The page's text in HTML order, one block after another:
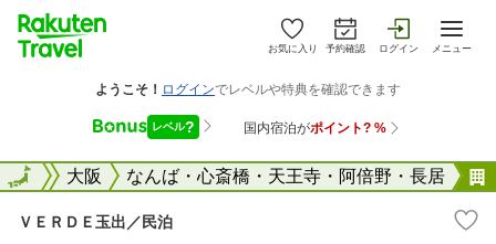
お気に入り 予約確認 ログイン メニュー
阪府 大阪 なんば・心斎橋・天王寺・阿倍野・長居
全国
ＶＥＲＤＥ玉出／民泊